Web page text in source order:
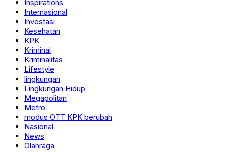
Inspirations
Internasional
Investasi
Kesehatan
KPK
Kriminal
Kriminalitas
Lifestyle
lingkungan
Lingkungan Hidup
Megapolitan
Metro
modus OTT KPK berubah
Nasional
News
Olahraga